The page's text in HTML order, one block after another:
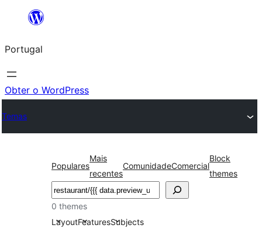
Saltar
o
conteúdo
Portugal
Obter o WordPress
Temas
Populares
Mais
recentes
ComunidadeComercial
Block
themes
Pesquisar
0 themes
LayoutFeaturesSubjects